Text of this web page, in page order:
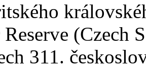
(Czech
311.